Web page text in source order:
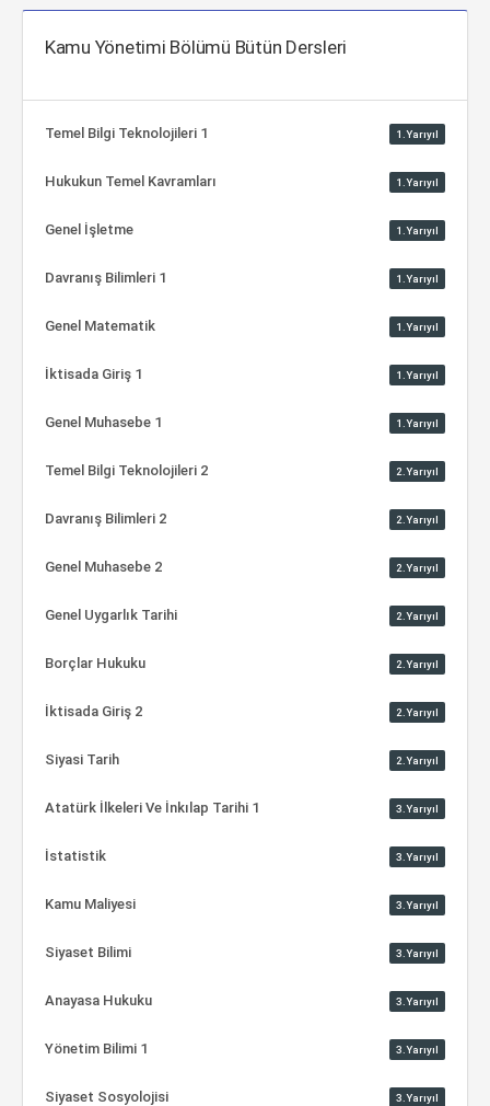
Kamu Yönetimi Bölümü Bütün Dersleri
Temel Bilgi Teknolojileri 1 1.Yarıyıl
Hukukun Temel Kavramları 1.Yarıyıl
Genel İşletme 1.Yarıyıl
Davranış Bilimleri 1 1.Yarıyıl
Genel Matematik 1.Yarıyıl
İktisada Giriş 1 1.Yarıyıl
Genel Muhasebe 1 1.Yarıyıl
Temel Bilgi Teknolojileri 2 2.Yarıyıl
Davranış Bilimleri 2 2.Yarıyıl
Genel Muhasebe 2 2.Yarıyıl
Genel Uygarlık Tarihi 2.Yarıyıl
Borçlar Hukuku 2.Yarıyıl
İktisada Giriş 2 2.Yarıyıl
Siyasi Tarih 2.Yarıyıl
Atatürk İlkeleri Ve İnkılap Tarihi 1 3.Yarıyıl
İstatistik 3.Yarıyıl
Kamu Maliyesi 3.Yarıyıl
Siyaset Bilimi 3.Yarıyıl
Anayasa Hukuku 3.Yarıyıl
Yönetim Bilimi 1 3.Yarıyıl
Siyaset Sosyolojisi 3.Yarıyıl